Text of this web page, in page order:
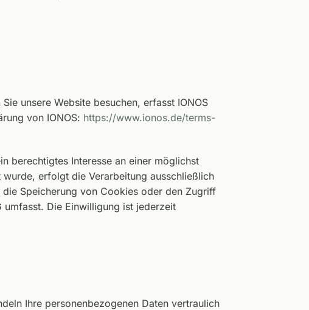
unsere Website besuchen, erfasst IONOS
von IONOS: https://www.ionos.de/terms-
berechtigtes Interesse an einer möglichst
erfolgt die Verarbeitung ausschließlich
Speicherung von Cookies oder den Zugriff
Die Einwilligung ist jederzeit
Ihre personenbezogenen Daten vertraulich